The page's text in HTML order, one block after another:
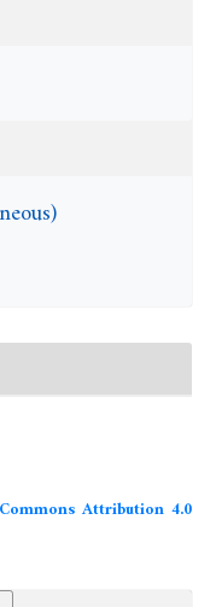
Attribution 4.0